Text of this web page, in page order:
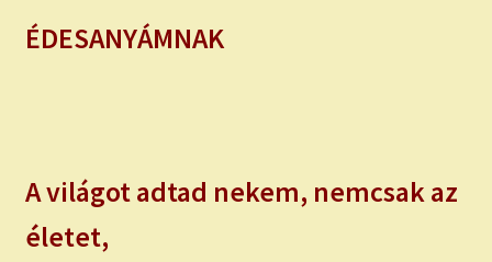
ÉDESANYÁMNAK
A világot adtad nekem, nemcsak az
életet,